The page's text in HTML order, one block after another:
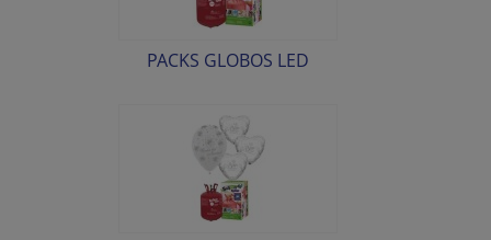
PACKS GLOBOS LED